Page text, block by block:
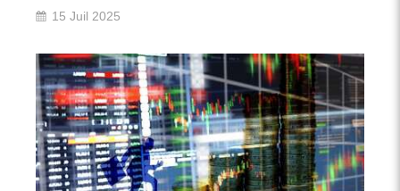
15 Juil 2025